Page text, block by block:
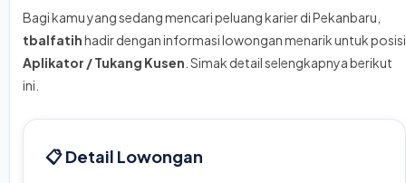
Bagi kamu yang sedang mencari peluang karier di Pekanbaru,
tbalfatihhadir dengan informasi lowongan menarik untuk posisi
Aplikator / Tukang Kusen . Simak detail selengkapnya berikut
ini.
📋 Detail Lowongan